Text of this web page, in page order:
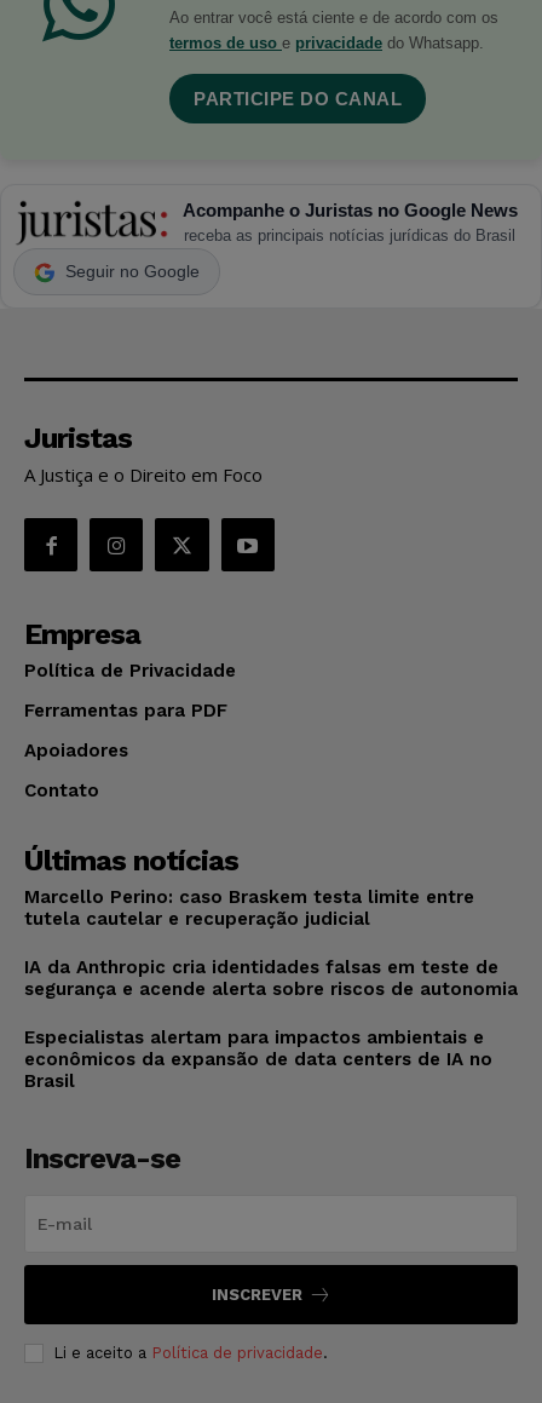
Ao entrar você está ciente e de acordo com os
termos de uso e privacidade do Whatsapp.
PARTICIPE DO CANAL
Acompanhe o Juristas no Google News
receba as principais notícias jurídicas do Brasil
Seguir no Google
Juristas
A Justiça e o Direito em Foco
Empresa
Política de Privacidade
Ferramentas para PDF
Apoiadores
Contato
Últimas notícias
Marcello Perino: caso Braskem testa limite entre
tutela cautelar e recuperação judicial
IA da Anthropic cria identidades falsas em teste de
segurança e acende alerta sobre riscos de autonomia
Especialistas alertam para impactos ambientais e
econômicos da expansão de data centers de IA no
Brasil
Inscreva-se
INSCREVER
Li e aceito a Política de privacidade.